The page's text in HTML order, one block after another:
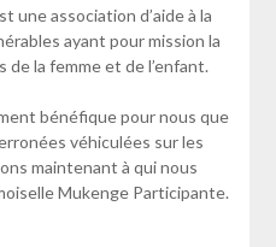
une association d’aide à la
ayant pour mission la
la femme et de l’enfant.
bénéfique pour nous que
véhiculées sur les
maintenant à qui nous
Mukenge Participante.